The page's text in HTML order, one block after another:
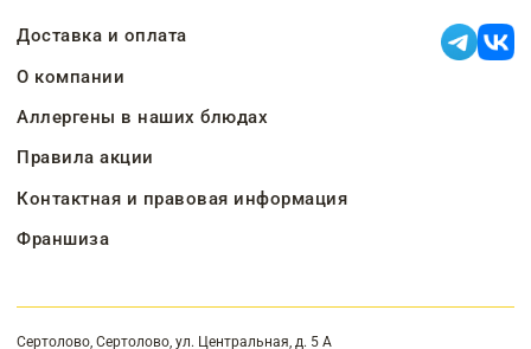
Доставка и оплата
О компании
Аллергены в наших блюдах
Правила акции
Контактная и правовая информация
Франшиза
Сертолово, Сертолово, ул. Центральная, д. 5 А